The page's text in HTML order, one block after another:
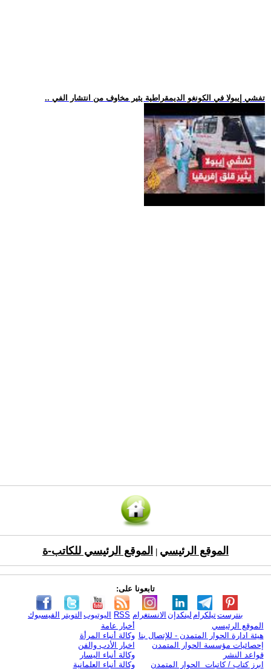
.. تفشي إيبولا في الكونغو الديمقراطية يثير مخاوف من انتشار الفي
الموقع الرئيسي الموقع الرئيسي للكاتب-ة
تابعونا على:
الفيسبوك التويتر اليوتيوب RSS الانستغرام لينكدإن تيلكرامبنترست
الموقع الرئيسي
هيئة ادارة الحوار المتمدن - للإتصال بنا
إحصائيات مؤسسة الحوار المتمدن
قواعد النشر
ابرز كتاب / كاتبات الحوار المتمدن
أخبار عامة
وكالة أنباء المرأة
اخبار الأدب والفن
وكالة أنباء اليسار
وكالة أنباء العلمانية